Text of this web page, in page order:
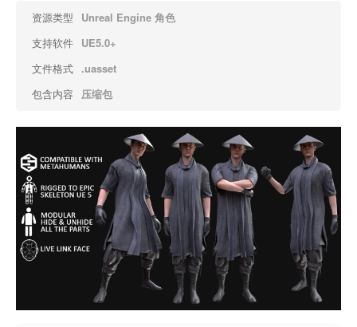
资源类型
Unreal Engine 角色
支持软件 UE5.0+
文件格式 .uasset
包含内容
压缩包